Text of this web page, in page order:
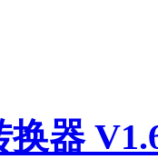
器